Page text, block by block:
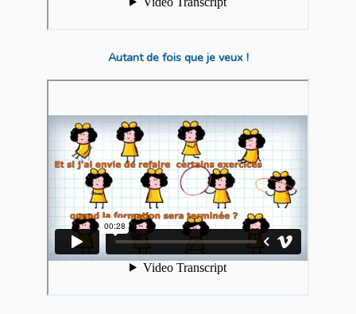
Autant de fois que je veux !